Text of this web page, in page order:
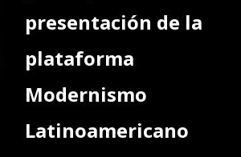
presentación de la
plataforma
Modernismo
Latinoamericano